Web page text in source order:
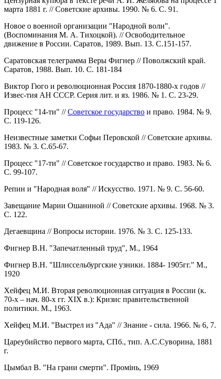
марта 1881 г. // Советские архивы. 1990. № 6. С. 91.
Новое о военной организации "Народной воли".
(Воспоминания М. А. Тихоцкой). // Освободительное
движение в России. Саратов, 1989. Вып. 13. С.151-157.
Саратовская телеграмма Веры Фигнер // Поволжский край.
Саратов, 1988. Вып. 10. С. 181-184
Виктор Гюго и революционная Россия 1870-1880-х годов //
Извес-тия АН СССР. Серия лит. и яз. 1986. № 1. С. 23-29.
Процесс "14-ти" //Советское государство и право. 1984. № 9.
С. 119-126.
Неизвестные заметки Софьи Перовской // Советские архивы.
1983. № 3. С.65-67.
Процесс "17-ти" // Советское государство и право. 1983. № 6.
С. 99-107.
Репин и "Народная воля" // Искусство. 1971. № 9. С. 56-60.
Завещание Марии Ошаниной // Советские архивы. 1968. № 3.
С. 122.
Дегаевщина // Вопросы истории. 1976. № 3. С. 125-133.
Фигнер В.Н. "Запечатленный труд", М., 1964
Фигнер В.Н. "Шлиссельбургские узники. 1884- 1905гг." М.,
1920
Хейфец М.И. Вторая революционная ситуация в России (к.
70-х – нач. 80-х гг. XIX в.): Кризис правительственной
политики. М., 1963.
Хейфец М.И. "Выстрел из "Ада" // Знание - сила. 1966. № 6, 7.
Цареубийство первого марта, СПб., тип. А.С.Суворина, 1881
г.
Цымбал В. "На грани смерти". Промiнь, 1969